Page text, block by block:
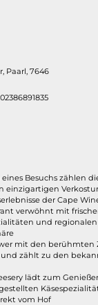
Paarl, 7646
Besuchs zählen
einzigartigen
der Cape
verwöhnt mit
und
mit den berühmten
und zählt zu den
lädt zum
vom Hof